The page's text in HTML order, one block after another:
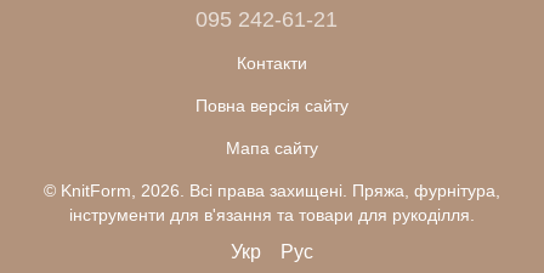
095 242-61-21
Контакти
Повна версія сайту
Мапа сайту
© KnitForm, 2026. Всі права захищені. Пряжа, фурнітура,
інструменти для в'язання та товари для рукоділля.
Укр Рус